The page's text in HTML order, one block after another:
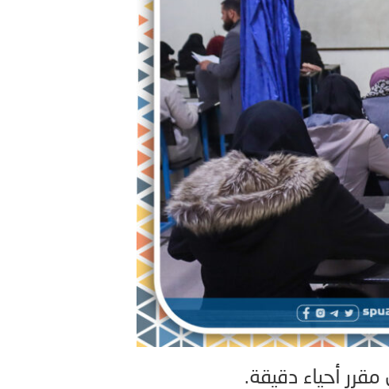
أحياء دقيقة.